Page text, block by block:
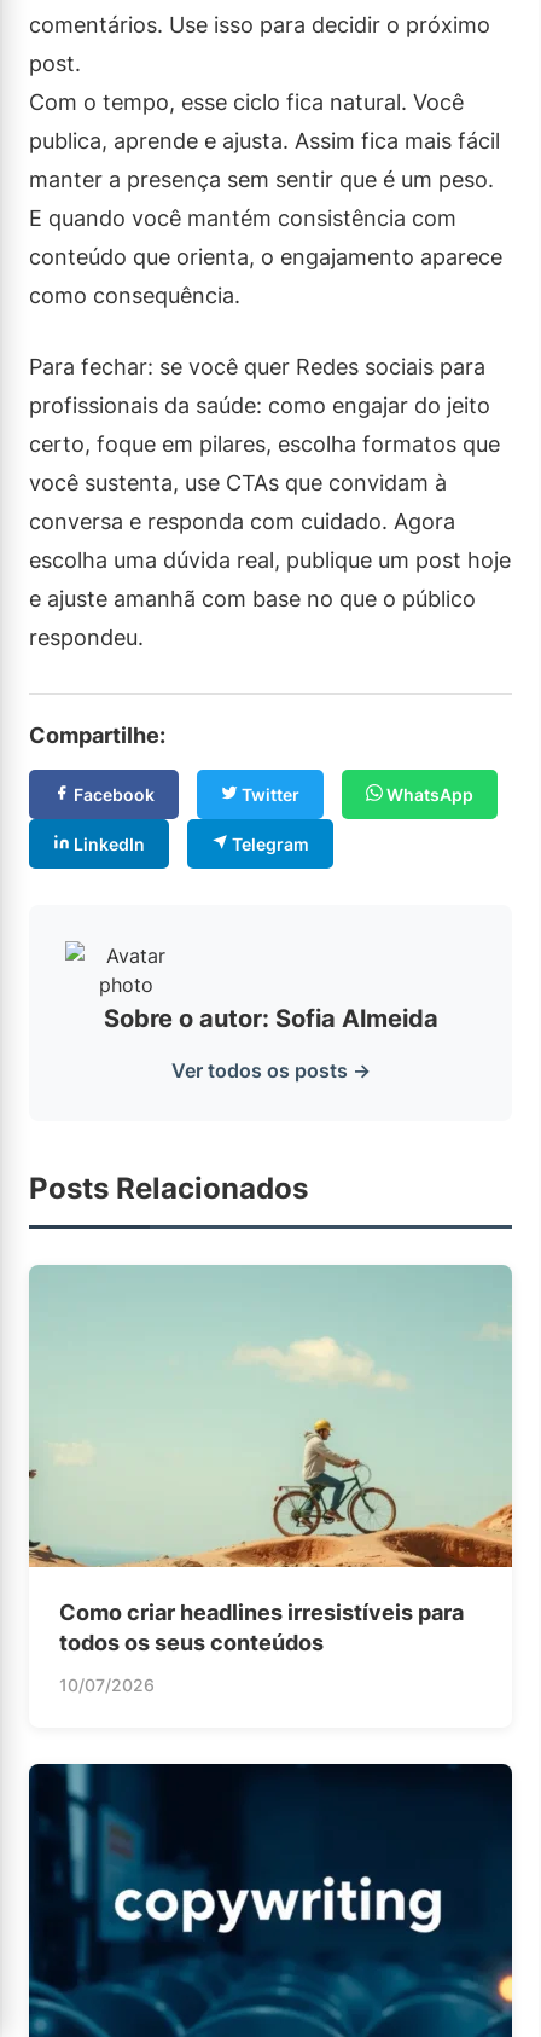
comentários. Use isso para decidir o próximo
post.
Com o tempo, esse ciclo fica natural. Você
publica, aprende e ajusta. Assim fica mais fácil
manter a presença sem sentir que é um peso.
E quando você mantém consistência com
conteúdo que orienta, o engajamento aparece
como consequência.
Para fechar: se você quer Redes sociais para
profissionais da saúde: como engajar do jeito
certo, foque em pilares, escolha formatos que
você sustenta, use CTAs que convidam à
conversa e responda com cuidado. Agora
escolha uma dúvida real, publique um post hoje
e ajuste amanhã com base no que o público
respondeu.
Compartilhe:
Facebook Twitter WhatsApp
LinkedIn Telegram
Sobre o autor: Sofia Almeida
Ver todos os posts →
Posts Relacionados
Como criar headlines irresistíveis para
todos os seus conteúdos
10/07/2026